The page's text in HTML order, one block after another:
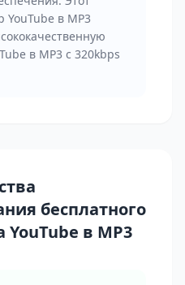
YouTube в MP3
в MP3 с 320kbps
бесплатного
YouTube в MP3